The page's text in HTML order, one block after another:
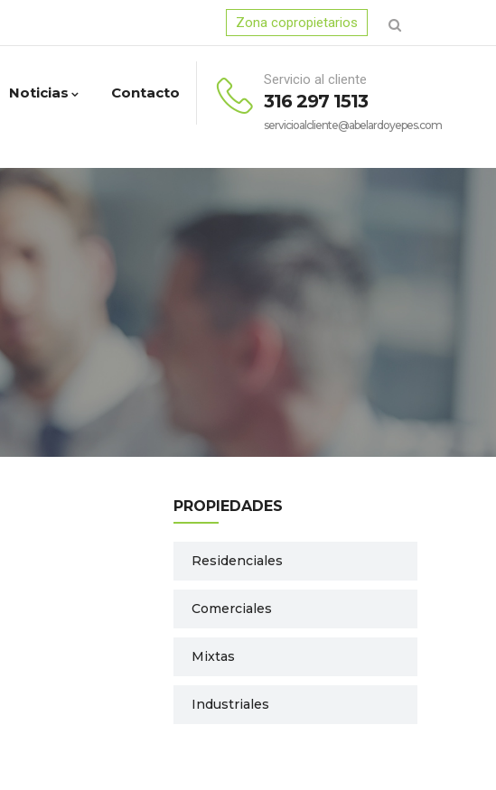
Zona copropietarios
Noticias Contacto
Servicio al cliente
316 297 1513
servicioalcliente@abelardoyepes.com
PROPIEDADES
Residenciales
Comerciales
Mixtas
Industriales